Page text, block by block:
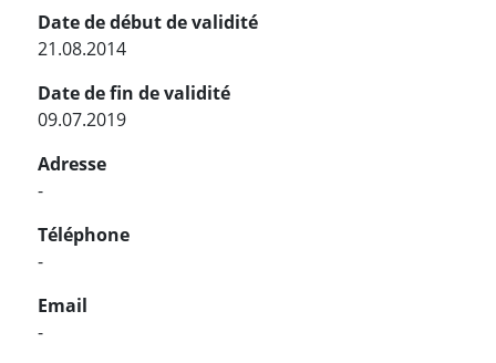
Date de début de validité
21.08.2014
Date de fin de validité
09.07.2019
Adresse
-
Téléphone
-
Email
-